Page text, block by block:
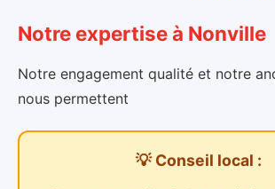
Notre expertiseà Nonville
Notre engagement qualité et notre
nous permettent
💡 Conseil local :